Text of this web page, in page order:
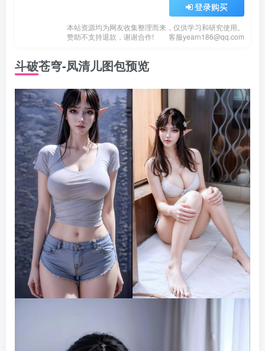
登录购买
本站资源均为网友收集整理而来，仅供学习和研究使用。
赞助不支持退款，谢谢合作!
客服yearn186@qq.com
斗破苍穹-凤清儿图包预览